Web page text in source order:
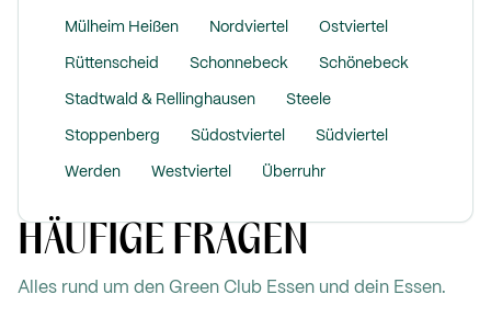
Mülheim Heißen Nordviertel Ostviertel
Rüttenscheid Schonnebeck Schönebeck
Stadtwald & Rellinghausen Steele
Stoppenberg Südostviertel Südviertel
Werden Westviertel Überruhr
HÄUFIGE FRAGEN
Alles rund um den Green Club Essen und dein Essen.